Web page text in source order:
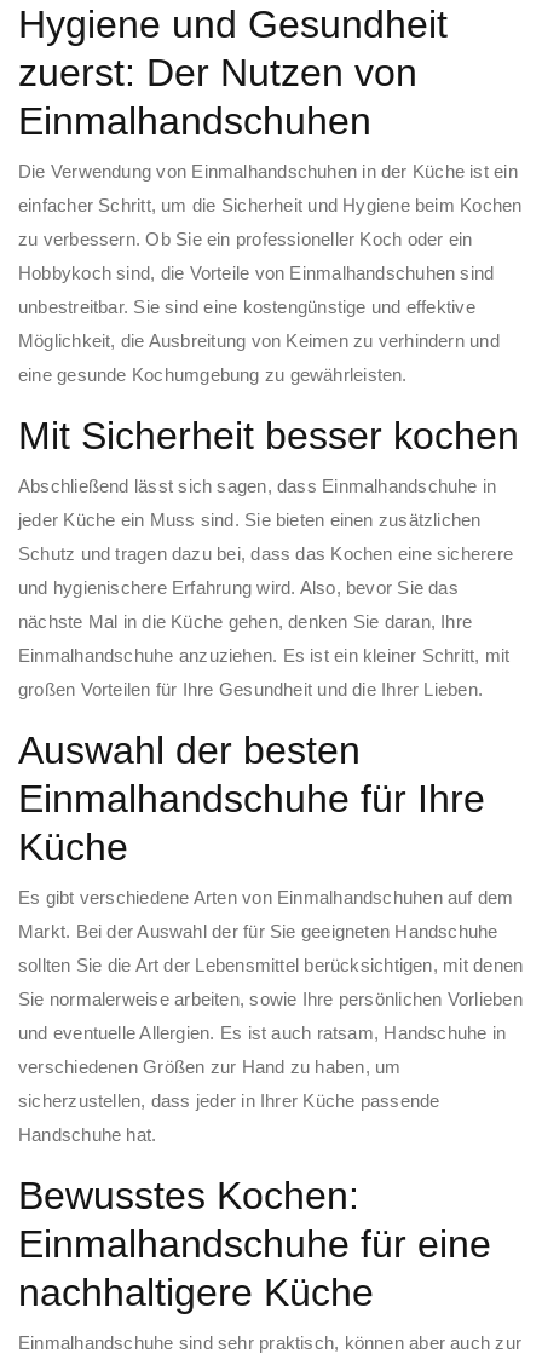
Hygiene und Gesundheit
zuerst: Der Nutzen von
Einmalhandschuhen
Die Verwendung von Einmalhandschuhen in der Küche ist ein
einfacher Schritt, um die Sicherheit und Hygiene beim Kochen
zu verbessern. Ob Sie ein professioneller Koch oder ein
Hobbykoch sind, die Vorteile von Einmalhandschuhen sind
unbestreitbar. Sie sind eine kostengünstige und effektive
Möglichkeit, die Ausbreitung von Keimen zu verhindern und
eine gesunde Kochumgebung zu gewährleisten.
Mit Sicherheit besser kochen
Abschließend lässt sich sagen, dass Einmalhandschuhe in
jeder Küche ein Muss sind. Sie bieten einen zusätzlichen
Schutz und tragen dazu bei, dass das Kochen eine sicherere
und hygienischere Erfahrung wird. Also, bevor Sie das
nächste Mal in die Küche gehen, denken Sie daran, Ihre
Einmalhandschuhe anzuziehen. Es ist ein kleiner Schritt, mit
großen Vorteilen für Ihre Gesundheit und die Ihrer Lieben.
Auswahl der besten
Einmalhandschuhe für Ihre
Küche
Es gibt verschiedene Arten von Einmalhandschuhen auf dem
Markt. Bei der Auswahl der für Sie geeigneten Handschuhe
sollten Sie die Art der Lebensmittel berücksichtigen, mit denen
Sie normalerweise arbeiten, sowie Ihre persönlichen Vorlieben
und eventuelle Allergien. Es ist auch ratsam, Handschuhe in
verschiedenen Größen zur Hand zu haben, um
sicherzustellen, dass jeder in Ihrer Küche passende
Handschuhe hat.
Bewusstes Kochen:
Einmalhandschuhe für eine
nachhaltigere Küche
Einmalhandschuhe sind sehr praktisch, können aber auch zur